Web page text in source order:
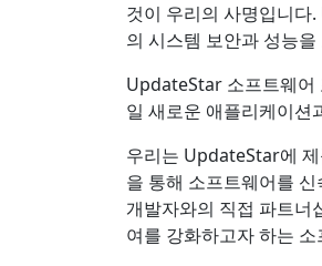
것이 우리의 사명입니다
의 시스템 보안과 성능
UpdateStar 소프트웨어
일 새로운 애플리케이션
우리는 UpdateStar에
을 통해 소프트웨어를
개발자와의 직접 파트너
여를 강화하고자 하는